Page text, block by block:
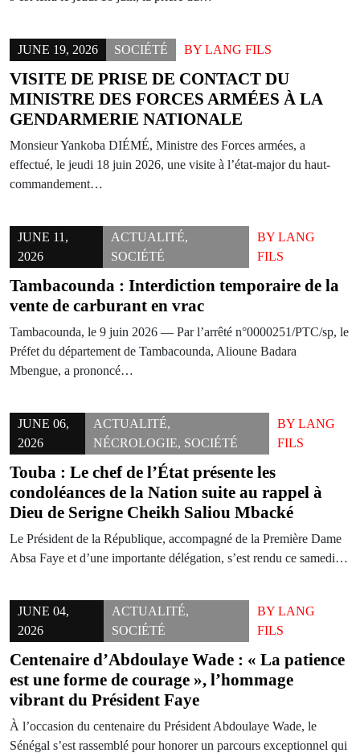
JUNE 19, 2026 SOCIÉTÉ BY LANG FILS
VISITE DE PRISE DE CONTACT DU
MINISTRE DES FORCES ARMÉES À LA
GENDARMERIE NATIONALE
Monsieur Yankoba DIÉMÉ, Ministre des Forces armées, a
effectué, le jeudi 18 juin 2026, une visite à l’état-major du haut-
commandement…
JUNE 11,
2026
ACTUALITÉ,
SOCIÉTÉ
BYLANG
FILS
Tambacounda : Interdiction temporaire de la
vente de carburant en vrac
Tambacounda, le 9 juin 2026 — Par l’arrêté n°0000251/PTC/sp, le
Préfet du département de Tambacounda, Alioune Badara
Mbengue, a prononcé…
JUNE 06,
2026
ACTUALITÉ,
NÉCROLOGIE, SOCIÉTÉ
BY LANG
FILS
Touba : Le chef de l’État présente les
condoléances de la Nation suite au rappel à
Dieu de Serigne Cheikh Saliou Mbacké
Le Président de la République, accompagné de la Première Dame
Absa Faye et d’une importante délégation, s’est rendu ce samedi…
JUNE 04,
2026
ACTUALITÉ,
SOCIÉTÉ
BYLANG
FILS
Centenaire d’Abdoulaye Wade : « La patience
est une forme de courage », l’hommage
vibrant du Président Faye
À l’occasion du centenaire du Président Abdoulaye Wade, le
Sénégal s’est rassemblé pour honorer un parcours exceptionnel qui